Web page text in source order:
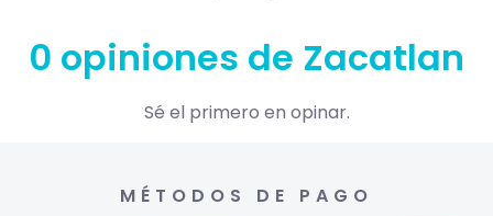
0 opiniones de Zacatlan
Sé el primero en opinar.
MÉTODOS DE PAGO